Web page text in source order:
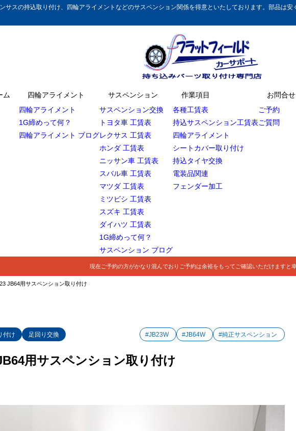
サスの持込取り付け、四輪アライメントなどのサスペンション関係を得意といたしております。部品は
ム
四輪アライメント
四輪アライメント
1G締めって何？
四輪アライメント ブログ
サスペンション
サスペンション交換
トヨタ車 工賃表
レクサス 工賃表
ホンダ 工賃表
ニッサン車 工賃表
スバル車 工賃表
マツダ 工賃表
ミツビシ 工賃表
スズキ 工賃表
ダイハツ 工賃表
1G締めって何？
サスペンション ブログ
作業項目
各種工賃表
持込サスペンション工賃表
四輪アライメント
シートカバー取り付け
持込タイヤ交換
電装品関連
フェンダー加工
お問合せ
ご予約
ご質問
現在ご予約の方がかなり混んでおりご予約は余裕をもってご確認いただけますと幸
JB64用サスペンション取り付け
付け 足回り交換 #JB23W #JB64W #純正サスペンション
用サスペンション取り付け